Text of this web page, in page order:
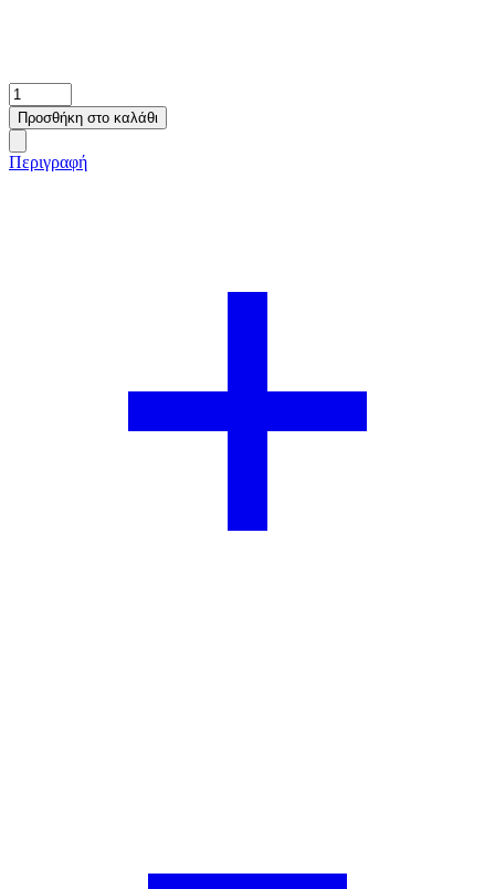
Tshirt
-
Superman
ποσότητα
Προσθήκη στο καλάθι
Περιγραφή